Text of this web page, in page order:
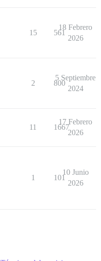
15 561
18 Febrero
2026
2 800
5 Septiembre
2024
11 1667
17 Febrero
2026
1 101
10 Junio
2026